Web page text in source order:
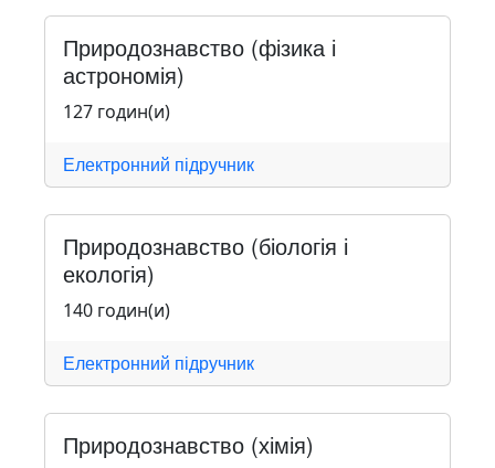
Природознавство (фізика і
астрономія)
127 годин(и)
Електронний підручник
Природознавство (біологія і
екологія)
140 годин(и)
Електронний підручник
Природознавство (хімія)